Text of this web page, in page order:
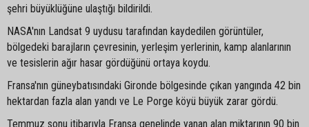
şehri büyüklüğüne ulaştığı bildirildi.
NASA'nın Landsat 9 uydusu tarafından kaydedilen görüntüler,
bölgedeki barajların çevresinin, yerleşim yerlerinin, kamp alanlarının
ve tesislerin ağır hasar gördüğünü ortaya koydu.
Fransa'nın güneybatısındaki Gironde bölgesinde çıkan yangında 42 bin
hektardan fazla alan yandı ve Le Porge köyü büyük zarar gördü.
Temmuz sonu itibarıyla Fransa genelinde yanan alan miktarının 90 bin